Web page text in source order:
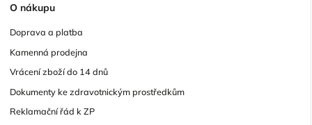
O nákupu
Doprava a platba
Kamenná prodejna
Vrácení zboží do 14 dnů
Dokumenty ke zdravotnickým prostředkům
Reklamační řád k ZP